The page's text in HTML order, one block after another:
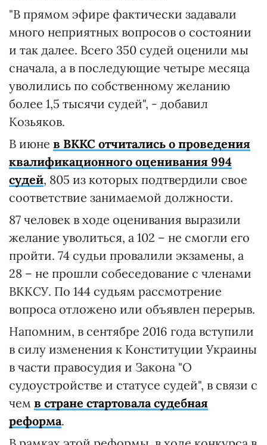
"В прямом эфире фактически задавали
много неприятных вопросов о состоянии
и так далее. Всего 350 судей оценили мы
сначала, а в последующие четыре месяца
уволились по собственному желанию
более 1,5 тысячи судей", - добавил
Козьяков.
В июне в ВККС отчитались о проведения
квалификационного оценивания 994
судей, 805 из которых подтвердили свое
соответствие занимаемой должности.
87 человек в ходе оценивания выразили
желание уволиться, а 102 – не смогли его
пройти. 74 судьи провалили экзамены, а
28 – не прошли собеседование с членами
ВККСУ. По 144 судьям рассмотрение
вопроса отложено или объявлен перерыв.
Напомним, в сентябре 2016 года вступили
в силу изменения к Конституции Украины
в части правосудия и Закона "О
судоустройстве и статусе судей", в связи с
чем в стране стартовала судебная
реформа.